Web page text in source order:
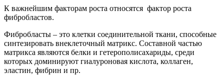
К важнейшим факторам роста относятся фактор роста
фибробластов.
Фибробласты – это клетки соединительной ткани, способные
синтезировать внеклеточный матрикс. Составной частью
матрикса являются белки и гетерополисахариды, среди
которых доминируют гиалуроновая кислота, коллаген,
эластин, фибрин и пр.